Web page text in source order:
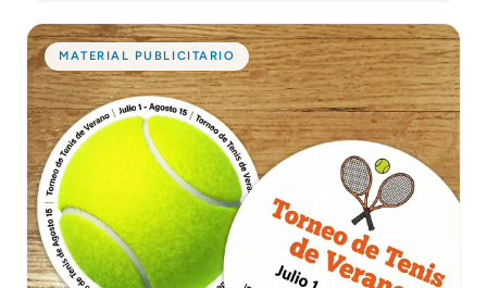
MATERIAL PUBLICITARIO